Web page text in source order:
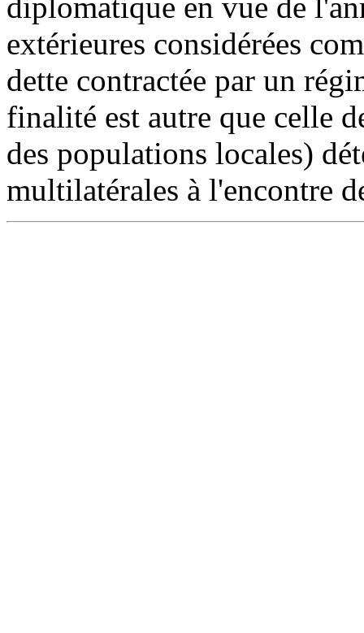
extérieures considérées
dette contractée par un
finalité est autre que celle
des populations locales)
multilatérales à l'encontre